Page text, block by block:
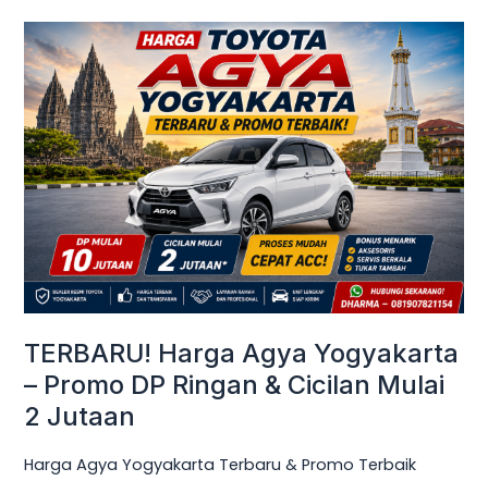
TERBARU! Harga Agya Yogyakarta
– Promo DP Ringan & Cicilan Mulai
2 Jutaan
Harga Agya Yogyakarta Terbaru & Promo Terbaik
TERBARU!
Harga
Agya
Yogyakarta
–
Promo
DP
Ringan
Cicilan
2
Jutaan